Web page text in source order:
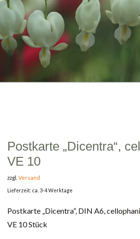
Postkarte „Dicentra“,
VE 10
zzgl. Versand
Lieferzeit: ca. 3-4 Werktage
Postkarte „Dicentra“, DIN A6,
VE 10 Stück